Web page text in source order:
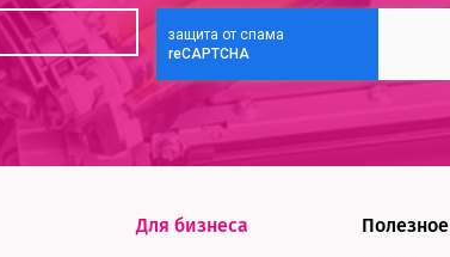
Для бизнеса
Полезное